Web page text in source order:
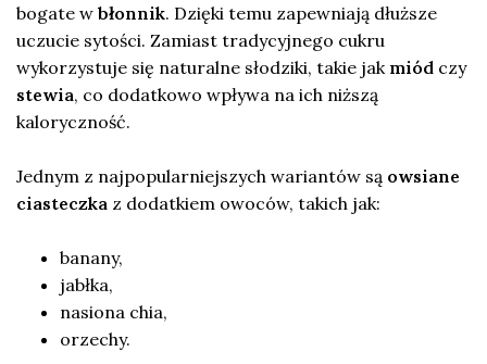
bogate w błonnik. Dzięki temu zapewniają dłuższe
uczucie sytości. Zamiast tradycyjnego cukru
wykorzystuje się naturalne słodziki, takie jak miód czy
stewia, co dodatkowo wpływa na ich niższą
kaloryczność.
Jednym z najpopularniejszych wariantów są owsiane
ciasteczka z dodatkiem owoców, takich jak:
banany,
jabłka,
nasiona chia,
orzechy.